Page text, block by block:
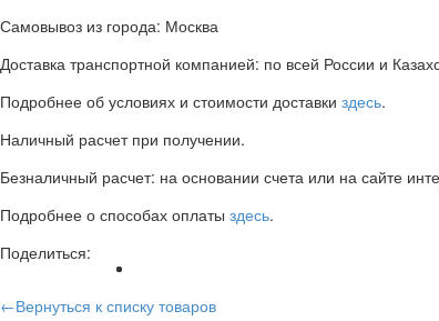
Самовывоз из города: Москва
Доставка транспортной компанией: по всей России и
Подробнее об условиях и стоимости доставки здесь.
Наличный расчет при получении.
Безналичный расчет: на основании счета или на сайте
Подробнее о способах оплаты здесь.
Поделиться:
←Вернуться к списку товаров